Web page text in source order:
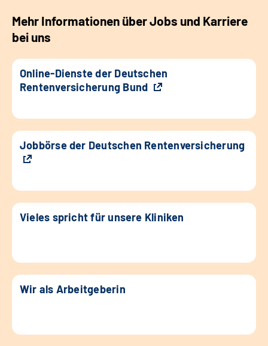
Mehr Informationen über Jobs und Karriere
bei uns
Online-Dienste der Deutschen
Rentenversicherung Bund
Jobbörse der Deutschen Rentenversicherung
Vieles spricht für unsere Kliniken
Wir als Arbeitgeberin